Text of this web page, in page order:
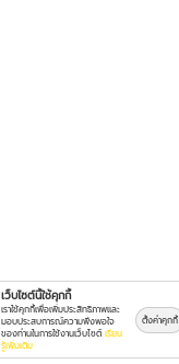
เว็บไซต์นี้ใช้คุกกี้
เราใช้คุกกี้เพื่อเพิ่มประสิทธิภาพและ
มอบประสบการณ์ความพึงพอใจ
ของท่านในการใช้งานเว็บไซต์ เรียน
รู้เพิ่มเติม
ตั้งค่าคุกกี้